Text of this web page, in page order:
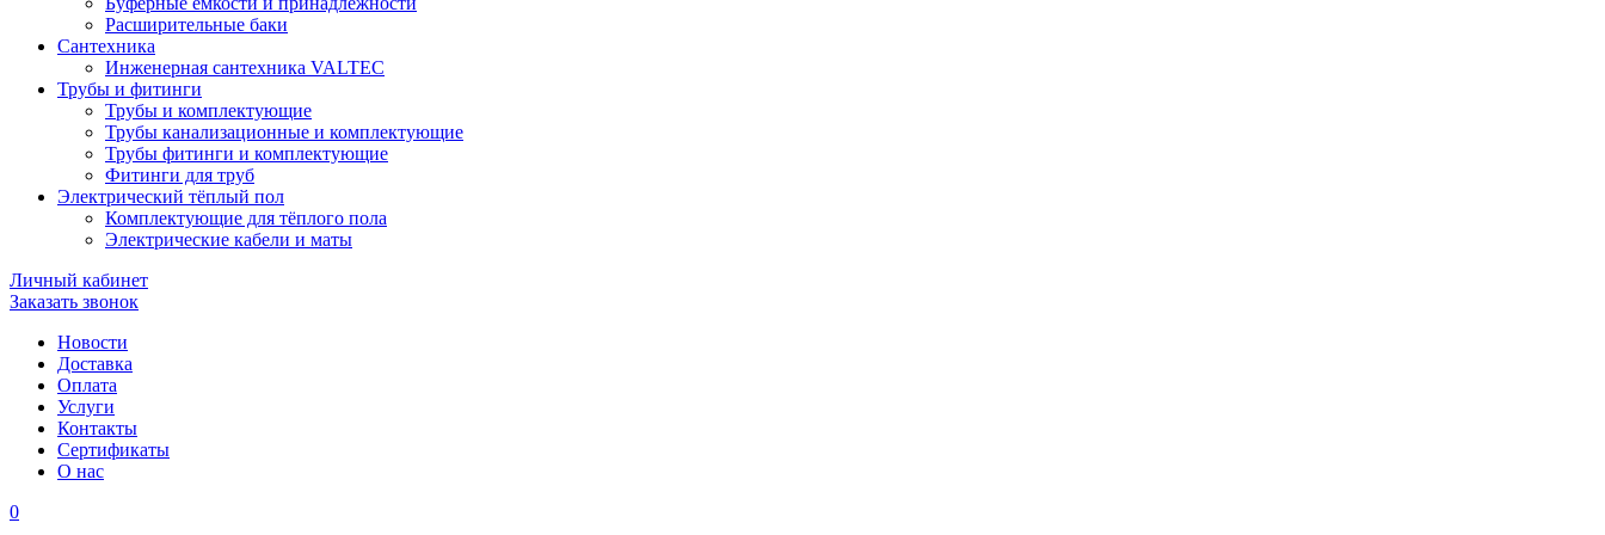
Расширительные баки
Сантехника
Инженерная сантехника VALTEC
Трубы и фитинги
Трубы и комплектующие
Трубы канализационные и комплектующие
Трубы фитинги и комплектующие
Фитинги для труб
Электрический тёплый пол
Комплектующие для тёплого пола
Электрические кабели и маты
Личный кабинет
Заказать звонок
Новости
Доставка
Оплата
Услуги
Контакты
Cертификаты
О нас
0